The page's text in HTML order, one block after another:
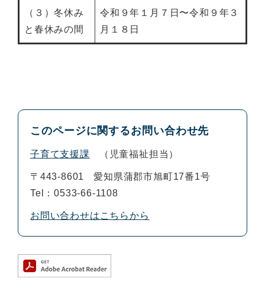
（３）冬休み
と春休みの間
令和９年１月７日〜令和９年３
月１８日
このページに関するお問い合わせ先
子育て支援課 児童福祉担当
〒443-8601
愛知県蒲郡市旭町17番1号
Tel：0533-66-1108
お問い合わせはこちらから